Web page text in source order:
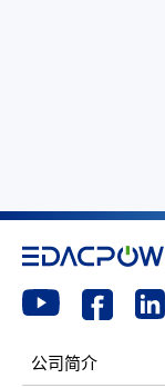
公司简介